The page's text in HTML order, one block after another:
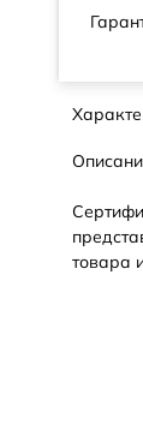
товара